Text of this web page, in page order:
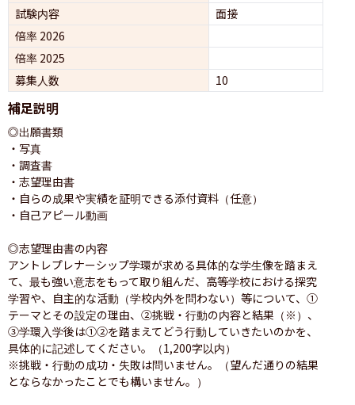
試験内容
面接
倍率 2026
倍率 2025
募集人数
10
補足説明
◎出願書類
・写真
・調査書
・志望理由書
・自らの成果や実績を証明できる添付資料（任意）
・自己アピール動画
◎志望理由書の内容
アントレプレナーシップ学環が求める具体的な学生像を踏まえ
て、最も強い意志をもって取り組んだ、高等学校における探究
学習や、自主的な活動（学校内外を問わない）等について、①
テーマとその設定の理由、②挑戦・行動の内容と結果（※）、
③学環入学後は①②を踏まえてどう行動していきたいのかを、
具体的に記述してください。（1,200字以内）
※挑戦・行動の成功・失敗は問いません。（望んだ通りの結果
とならなかったことでも構いません。）